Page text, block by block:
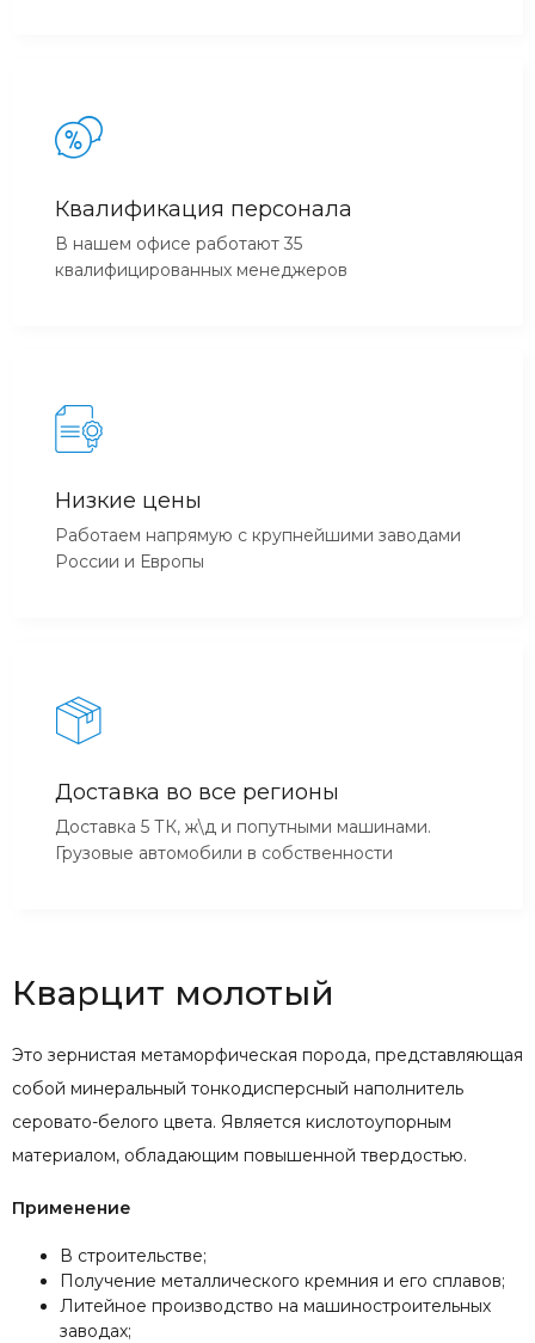
Квалификация персонала
В нашем офисе работают 35
квалифицированных менеджеров
Низкие цены
Работаем напрямую с крупнейшими заводами
России и Европы
Доставка во все регионы
Доставка 5 ТК, ж\д и попутными машинами.
Грузовые автомобили в собственности
Кварцит молотый
Это зернистая метаморфическая порода, представляющая
собой минеральный тонкодисперсный наполнитель
серовато-белого цвета. Является кислотоупорным
материалом, обладающим повышенной твердостью.
Применение
В строительстве;
Получение металлического кремния и его сплавов;
Литейное производство на машиностроительных
заводах;